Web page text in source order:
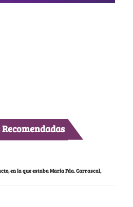
en la que estaba María Fda. Carrascal,